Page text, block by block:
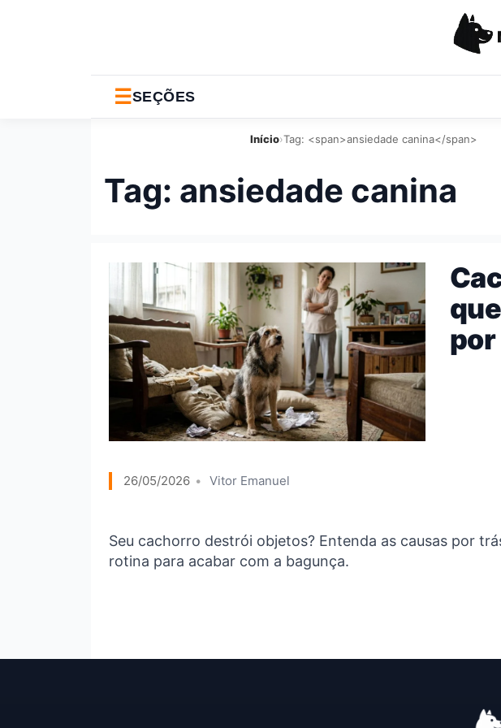
☰SEÇÕES
Início›Tag: <span>ansiedade canina</span>
Tag: ansiedade canina
por
26/05/2026 Vitor Emanuel
Seu cachorro destrói objetos? Entenda as causas por
rotina para acabar com a bagunça.